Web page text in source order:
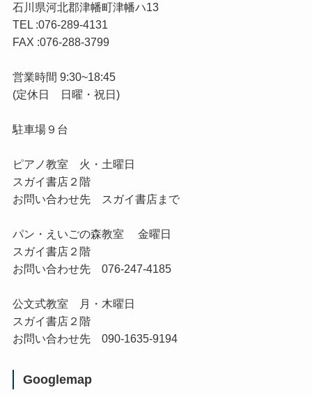
石川県河北郡津幡町津幡ハ13
TEL :076-289-4131
FAX :076-288-3799
営業時間 9:30~18:45
(定休日 日曜・祝日)
駐車場９台
ピアノ教室 火・土曜日
スガイ書店２階
お問い合わせ先 スガイ書店まで
パン・えいごの森教室 金曜日
スガイ書店２階
お問い合わせ先 076-247-4185
公文式教室 月・木曜日
スガイ書店２階
お問い合わせ先 090-1635-9194
Googlemap